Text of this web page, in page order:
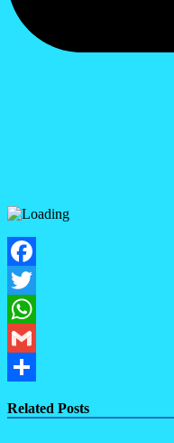
Facebook
Twitter
WhatsApp
Gmail
Related Posts